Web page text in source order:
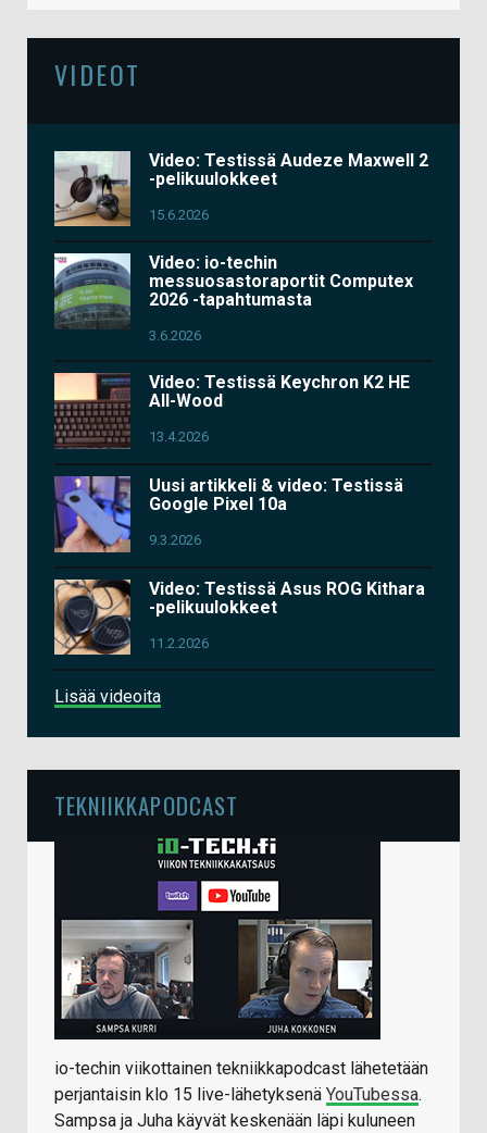
VIDEOT
Video: Testissä Audeze Maxwell 2
-pelikuulokkeet
15.6.2026
Video: io-techin
messuosastoraportit Computex
2026 -tapahtumasta
3.6.2026
Video: Testissä Keychron K2 HE
All-Wood
13.4.2026
Uusi artikkeli & video: Testissä
Google Pixel 10a
9.3.2026
Video: Testissä Asus ROG Kithara
-pelikuulokkeet
11.2.2026
Lisää videoita
TEKNIIKKAPODCAST
io-techin viikottainen tekniikkapodcast lähetetään
perjantaisin klo 15 live-lähetyksenä YouTubessa.
Sampsa ja Juha käyvät keskenään läpi kuluneen